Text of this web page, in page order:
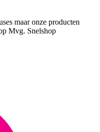
maar onze producten
Mvg. Snelshop